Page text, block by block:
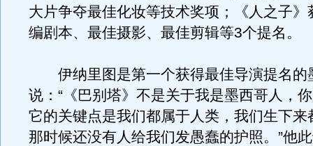
大片争夺最佳化妆等技术奖项；《人之子》
编剧本、最佳摄影、最佳剪辑等3个提名。
伊纳里图是第一个获得最佳导演提名的
说：“《巴别塔》不是关于我是墨西哥人，
它的关键点是我们都属于人类，我们生下来
那时候还没有人给我们发愚蠢的护照。”他